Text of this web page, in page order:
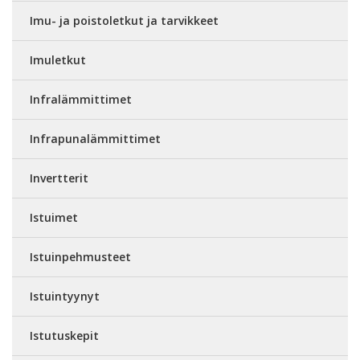
Imu- ja poistoletkut ja tarvikkeet
Imuletkut
Infralämmittimet
Infrapunalämmittimet
Invertterit
Istuimet
Istuinpehmusteet
Istuintyynyt
Istutuskepit